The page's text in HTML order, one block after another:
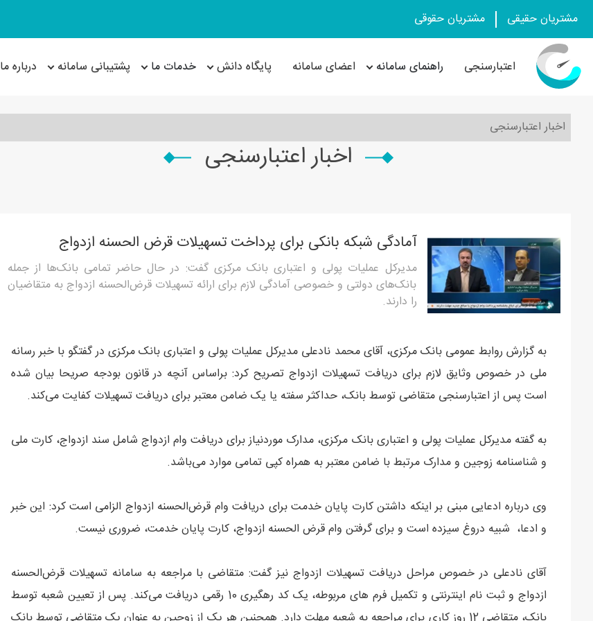
مشتریان حقیقی مشتریان حقوقی
اعتبارسنجی راهنمای سامانه اعضای سامانه پایگاه دانش خدمات ما پشتیبانی سامانه درباره ما
اخبار اعتبارسنجی
اخبار اعتبارسنجی
آمادگی شبکه بانکی برای پرداخت تسهیلات قرض الحسنه ازدواج
مدیرکل عملیات پولی و اعتباری بانک مرکزی گفت: در حال حاضر تمامی بانک‌ها از جمله
بانک‌های دولتی و خصوصی آمادگی لازم برای ارائه تسهیلات قرض‌الحسنه ازدواج به متقاضیان
را دارند.
به گزارش روابط عمومی بانک مرکزی، آقای محمد نادعلی مدیرکل عملیات پولی و اعتباری بانک مرکزی در گفتگو با خبر رسانه
ملی در خصوص وثایق لازم برای دریافت تسهیلات ازدواج تصریح کرد: براساس آنچه در قانون بودجه صریحا بیان شده
است پس از اعتبارسنجی متقاضی توسط بانک، حداکثر سفته یا یک ضامن معتبر برای دریافت تسهیلات کفایت می‌کند.
به گفته مدیرکل عملیات پولی و اعتباری بانک مرکزی، مدارک موردنیاز برای دریافت وام ازدواج شامل سند ازدواج، کارت ملی
و شناسنامه زوجین و مدارک مرتبط با ضامن معتبر به همراه کپی تمامی موارد می‌باشد.
وی درباره ادعایی مبنی بر اینکه داشتن کارت پایان خدمت برای دریافت وام قرض‌الحسنه ازدواج الزامی است کرد: این خبر
و ادعا، شبیه دروغ سیزده است و برای گرفتن وام قرض الحسنه ازدواج، کارت پایان خدمت، ضروری نیست.
آقای نادعلی در خصوص مراحل دریافت تسهیلات ازدواج نیز گفت: متقاضی با مراجعه به سامانه تسهیلات قرض‌الحسنه
ازدواج و ثبت نام اینترنتی و تکمیل فرم های مربوطه، یک کد رهگیری 10 رقمی دریافت می‌کند. پس از تعیین شعبه توسط